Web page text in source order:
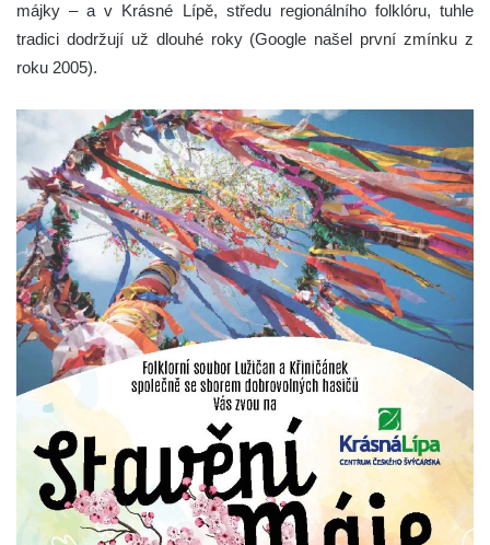
májky – a v Krásné Lípě, středu regionálního folklóru, tuhle
tradici dodržují už dlouhé roky (Google našel první zmínku z
roku 2005).